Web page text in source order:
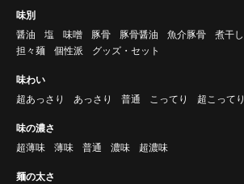
味別
醤油
塩 味噌 豚骨 豚骨醤油 魚介豚骨 煮干し
担々麺
個性派 グッズ・セット
味わい
超あっさり
あっさり 普通 こってり 超こってり
味の濃さ
超薄味
薄味 普通 濃味 超濃味
麺の太さ